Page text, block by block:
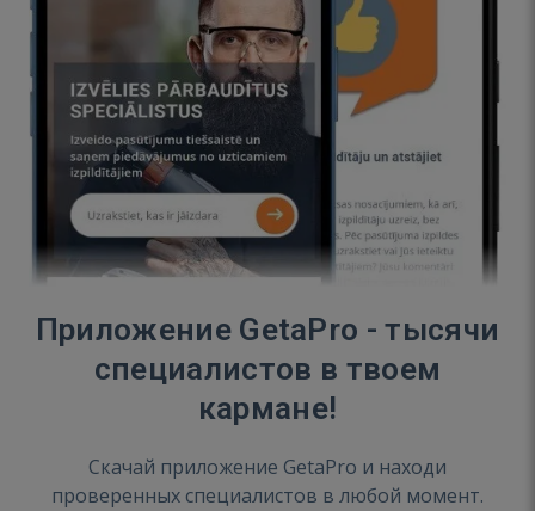
Приложение GetaPro - тысячи
специалистов в твоем
кармане!
Скачай приложение GetaPro и находи
проверенных специалистов в любой момент.